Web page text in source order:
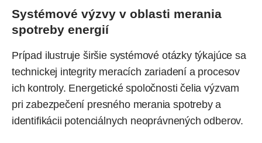
Systémové výzvy v oblasti merania
spotreby energií
Prípad ilustruje širšie systémové otázky týkajúce sa
technickej integrity meracích zariadení a procesov
ich kontroly. Energetické spoločnosti čelia výzvam
pri zabezpečení presného merania spotreby a
identifikácii potenciálnych neoprávnených odberov.